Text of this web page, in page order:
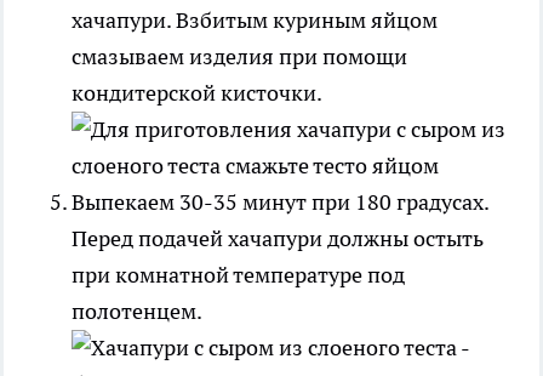
хачапури. Взбитым куриным яйцом
смазываем изделия при помощи
кондитерской кисточки.
Выпекаем 30-35 минут при 180 градусах.
Перед подачей хачапури должны остыть
при комнатной температуре под
полотенцем.